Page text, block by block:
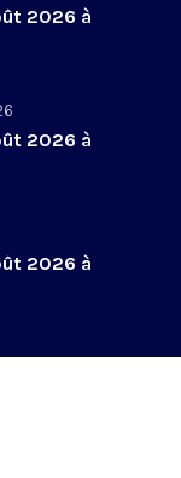
2026 à
2026 à
2026 à